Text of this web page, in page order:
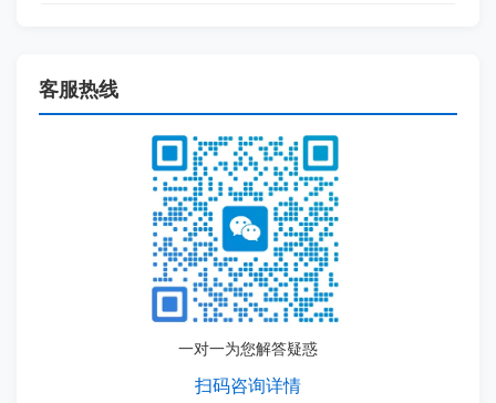
客服热线
一对一为您解答疑惑
扫码咨询详情